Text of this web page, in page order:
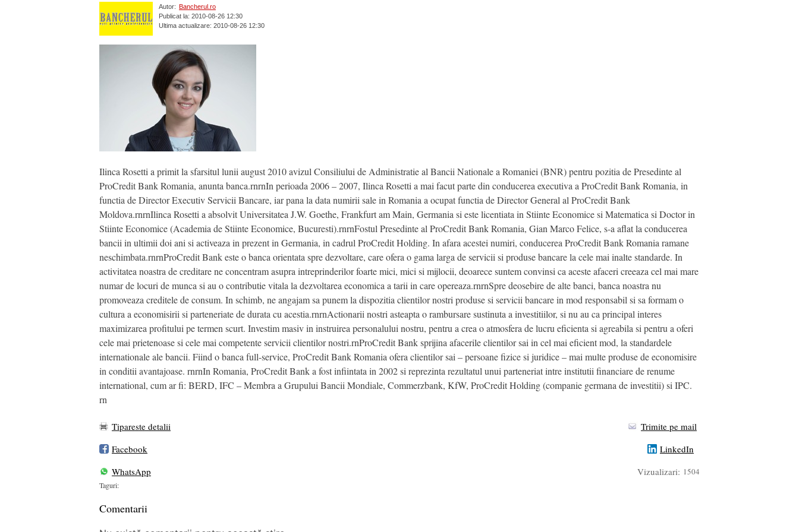
Autor:
Bancherul.ro
Publicat la: 2010-08-26 12:30
Ultima actualizare: 2010-08-26 12:30
Ilinca Rosetti a primit la sfarsitul lunii august 2010 avizul Consiliului de Administratie al Bancii Nationale a Romaniei (BNR) pentru pozitia de Presedinte al
ProCredit Bank Romania, anunta banca.rnrnIn perioada 2006 – 2007, Ilinca Rosetti a mai facut parte din conducerea executiva a ProCredit Bank Romania, in
functia de Director Executiv Servicii Bancare, iar pana la data numirii sale in Romania a ocupat functia de Director General al ProCredit Bank
Moldova.rnrnIlinca Rosetti a absolvit Universitatea J.W. Goethe, Frankfurt am Main, Germania si este licentiata in Stiinte Economice si Matematica si Doctor in
Stiinte Economice (Academia de Stiinte Economice, Bucuresti).rnrnFostul Presedinte al ProCredit Bank Romania, Gian Marco Felice, s-a aflat la conducerea
bancii in ultimii doi ani si activeaza in prezent in Germania, in cadrul ProCredit Holding. In afara acestei numiri, conducerea ProCredit Bank Romania ramane
neschimbata.rnrnProCredit Bank este o banca orientata spre dezvoltare, care ofera o gama larga de servicii si produse bancare la cele mai inalte standarde. In
activitatea noastra de creditare ne concentram asupra intreprinderilor foarte mici, mici si mijlocii, deoarece suntem convinsi ca aceste afaceri creeaza cel mai mare
numar de locuri de munca si au o contributie vitala la dezvoltarea economica a tarii in care opereaza.rnrnSpre deosebire de alte banci, banca noastra nu
promoveaza creditele de consum. In schimb, ne angajam sa punem la dispozitia clientilor nostri produse si servicii bancare in mod responsabil si sa formam o
cultura a economisirii si parteneriate de durata cu acestia.rnrnActionarii nostri asteapta o rambursare sustinuta a investitiilor, si nu au ca principal interes
maximizarea profitului pe termen scurt. Investim masiv in instruirea personalului nostru, pentru a crea o atmosfera de lucru eficienta si agreabila si pentru a oferi
cele mai prietenoase si cele mai competente servicii clientilor nostri.rnProCredit Bank sprijina afacerile clientilor sai in cel mai eficient mod, la standardele
internationale ale bancii. Fiind o banca full-service, ProCredit Bank Romania ofera clientilor sai – persoane fizice si juridice – mai multe produse de economisire
in conditii avantajoase. rnrnIn Romania, ProCredit Bank a fost infiintata in 2002 si reprezinta rezultatul unui parteneriat intre institutii financiare de renume
international, cum ar fi: BERD, IFC – Membra a Grupului Bancii Mondiale, Commerzbank, KfW, ProCredit Holding (companie germana de investitii) si IPC.
rn
Tipareste detalii
Trimite pe mail
Facebook
LinkedIn
WhatsApp
Vizualizari: 1504
Taguri:
Comentarii